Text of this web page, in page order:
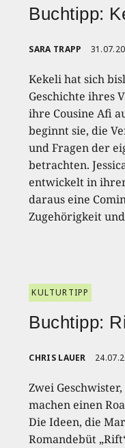
Buchtipp:
SARA TRAPP
Kekeli hat sich
Geschichte ihres
ihre Cousine Afi
beginnt sie, die
und Fragen der
betrachten.
entwickelt in
daraus eine
Zugehörigkeit und
KULTURTIPP
Buchtipp:
CHRIS LAUER
Zwei
machen einen
Die Ideen, die
Romandebüt